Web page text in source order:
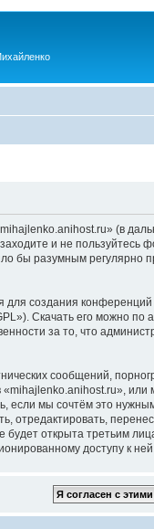
(в
и не
бы разумным регулярно
создания
Скачать его можно по
за то, что
сообщений,
«mihajlenko.anihost.ru»,
если мы сочтём это
открыта третьим
доступу к